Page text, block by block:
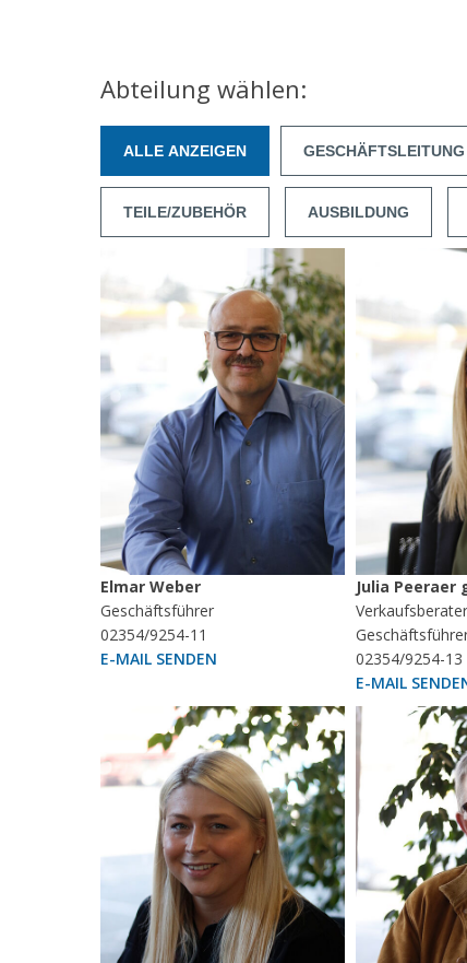
Abteilung wählen:
ALLE ANZEIGEN GESCHÄFTSLEITUNG
TEILE/ZUBEHÖR AUSBILDUNG
Elmar Weber
Geschäftsführer
02354/9254-11
E-MAIL SENDEN
Julia Peeraer
02354/9254-13
E-MAIL